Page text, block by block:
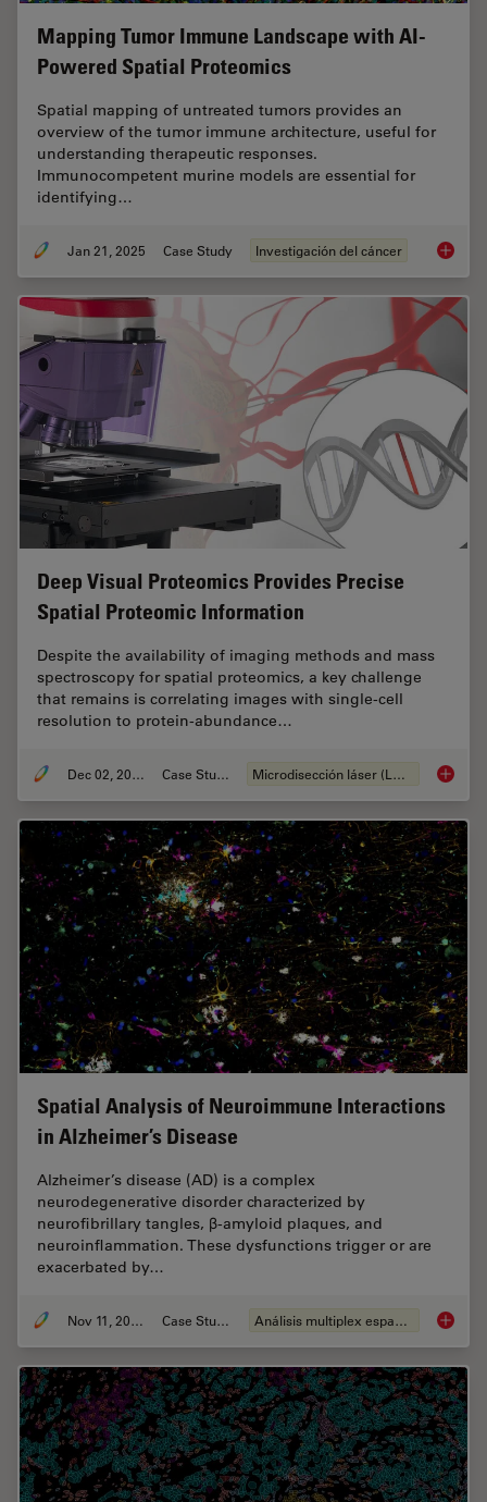
Mapping Tumor Immune Landscape with AI-
Powered Spatial Proteomics
Spatial mapping of untreated tumors provides an
overview of the tumor immune architecture, useful for
understanding therapeutic responses.
Immunocompetent murine models are essential for
identifying…
Jan 21, 2025 Case Study Investigación del cáncer
Deep Visual Proteomics Provides Precise
Spatial Proteomic Information
Despite the availability of imaging methods and mass
spectroscopy for spatial proteomics, a key challenge
that remains is correlating images with single-cell
resolution to protein-abundance…
Dec 02, 2024 Case Study Microdisección láser (LMD) Deep
Spatial Analysis of Neuroimmune Interactions
in Alzheimer’s Disease
Alzheimer’s disease (AD) is a complex
neurodegenerative disorder characterized by
neurofibrillary tangles, β-amyloid plaques, and
neuroinflammation. These dysfunctions trigger or are
exacerbated by…
Nov 11, 2024 Case Study Análisis multiplex espacial Spatial